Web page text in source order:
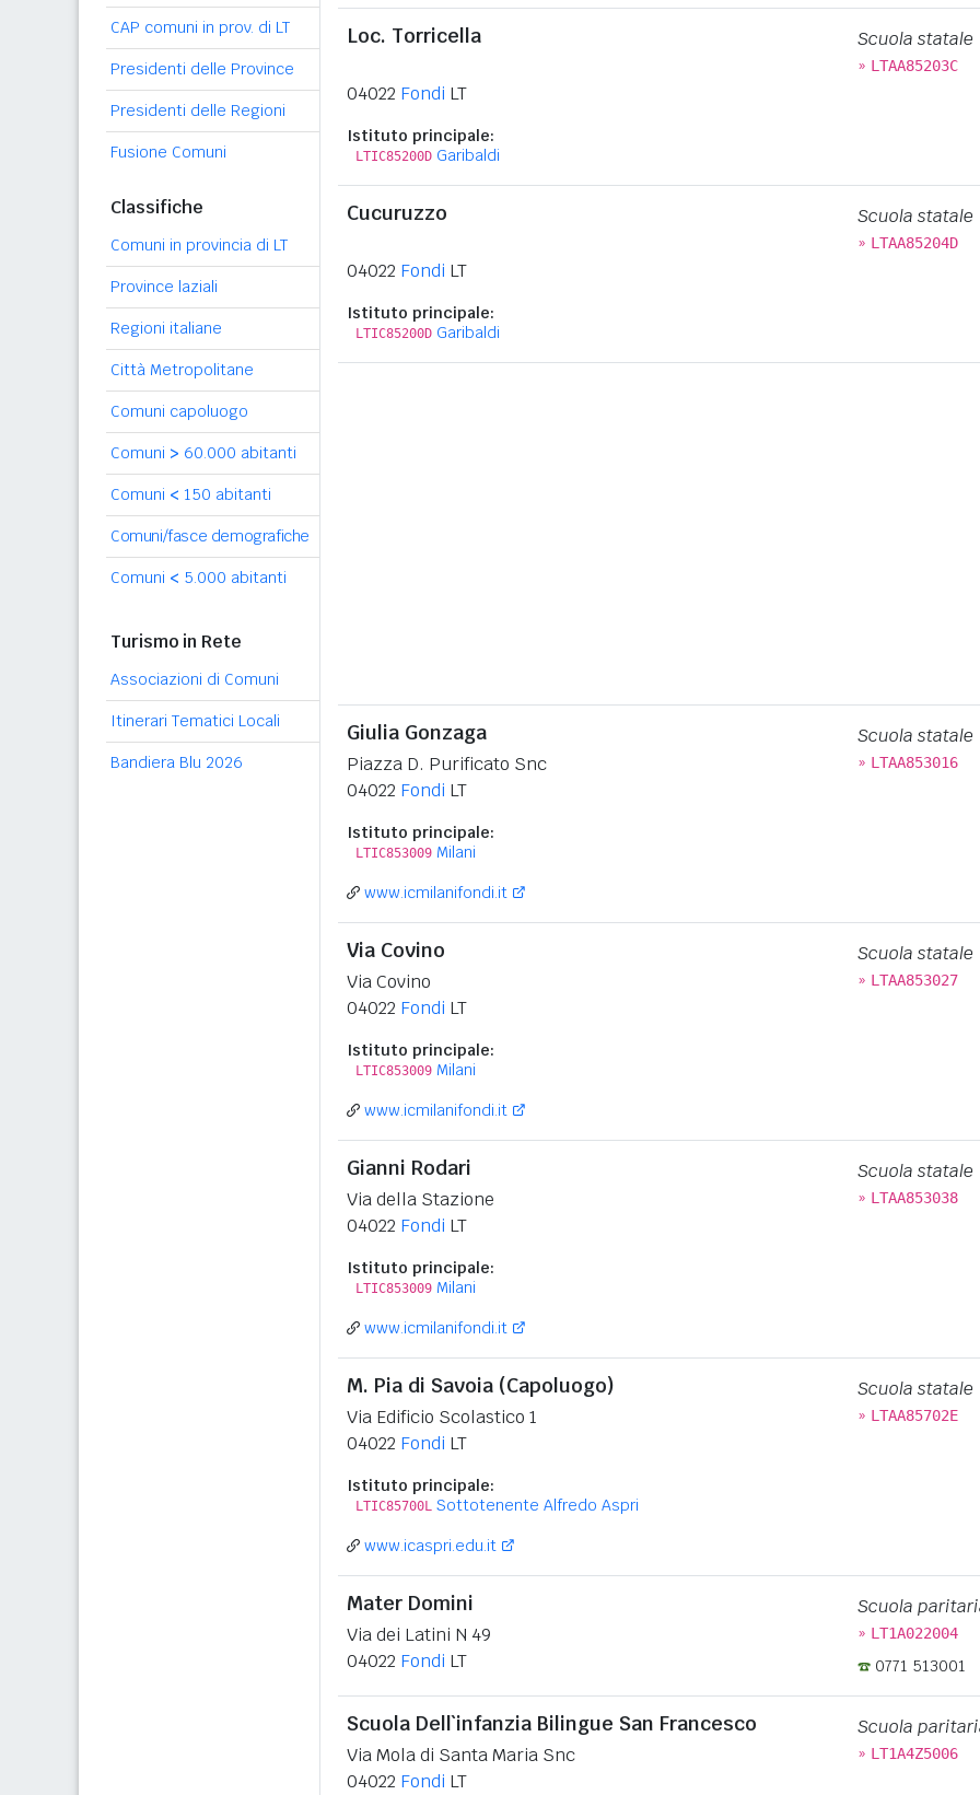
CAP comuni in prov. di LT
Presidenti delle Province
Presidenti delle Regioni
Fusione Comuni
Classifiche
Comuni in provincia di LT
Province laziali
Regioni italiane
Città Metropolitane
Comuni capoluogo
Comuni > 60.000 abitanti
Comuni < 150 abitanti
Comuni/fasce demografiche
Comuni < 5.000 abitanti
Turismo in Rete
Associazioni di Comuni
Itinerari Tematici Locali
Bandiera Blu 2026
Loc. Torricella
04022 Fondi LT
Istituto principale:
LTIC85200D Garibaldi
Scuola statale
» LTAA85203C
Cucuruzzo
04022 Fondi LT
Istituto principale:
LTIC85200D Garibaldi
Scuola statale
» LTAA85204D
Giulia Gonzaga
Piazza D. Purificato Snc
04022 Fondi LT
Istituto principale:
LTIC853009 Milani
Scuola statale
» LTAA853016
www.icmilanifondi.it
Via Covino
Via Covino
04022 Fondi LT
Istituto principale:
LTIC853009 Milani
Scuola statale
» LTAA853027
www.icmilanifondi.it
Gianni Rodari
Via della Stazione
04022 Fondi LT
Istituto principale:
LTIC853009 Milani
Scuola statale
» LTAA853038
www.icmilanifondi.it
M. Pia di Savoia (Capoluogo)
Via Edificio Scolastico 1
04022 Fondi LT
Istituto principale:
LTIC85700L Sottotenente Alfredo Aspri
Scuola statale
» LTAA85702E
www.icaspri.edu.it
Mater Domini
Via dei Latini N 49
04022 Fondi LT
Scuola
» LT1A022004
0771 513001
Scuola Dell`infanzia Bilingue San Francesco
Via Mola di Santa Maria Snc
04022 Fondi LT
Scuola
» LT1A4Z5006